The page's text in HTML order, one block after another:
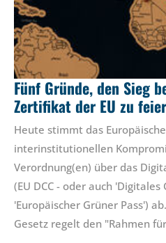
Fünf Gründe, den Sieg
Zertifikat der EU zu
Heute stimmt das
interinstitutionellen
Verordnung(en) über das
(EU DCC - oder auch
'Europäischer Grüner Pass')
Gesetz regelt den "Rahmen